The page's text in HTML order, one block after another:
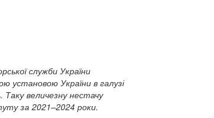
служби України
установою України в галузі
Таку величезну нестачу
за 2021–2024 роки.